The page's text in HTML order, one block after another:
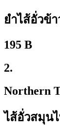
ยำไส้อั่วข้
195 B
2.
Northern
ไส้อั่วสมุน